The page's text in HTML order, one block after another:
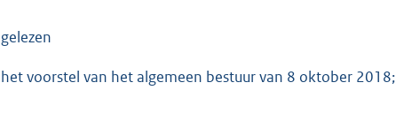
gelezen
het voorstel van het algemeen bestuur van 8 oktober 2018;